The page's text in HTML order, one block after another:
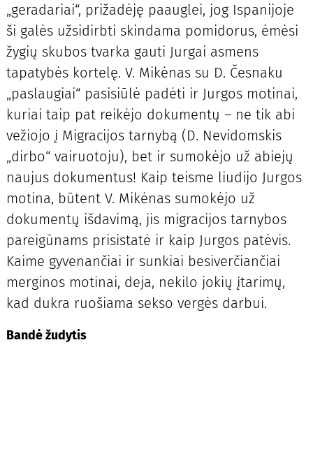
„geradariai“, prižadėję paauglei, jog Ispanijoje
ši galės užsidirbti skindama pomidorus, ėmėsi
žygių skubos tvarka gauti Jurgai asmens
tapatybės kortelę. V. Mikėnas su D. Česnaku
„paslaugiai“ pasisiūlė padėti ir Jurgos motinai,
kuriai taip pat reikėjo dokumentų – ne tik abi
vežiojo į Migracijos tarnybą (D. Nevidomskis
„dirbo“ vairuotoju), bet ir sumokėjo už abiejų
naujus dokumentus! Kaip teisme liudijo Jurgos
motina, būtent V. Mikėnas sumokėjo už
dokumentų išdavimą, jis migracijos tarnybos
pareigūnams prisistatė ir kaip Jurgos patėvis.
Kaime gyvenančiai ir sunkiai besiverčiančiai
merginos motinai, deja, nekilo jokių įtarimų,
kad dukra ruošiama sekso vergės darbui.
Bandė žudytis